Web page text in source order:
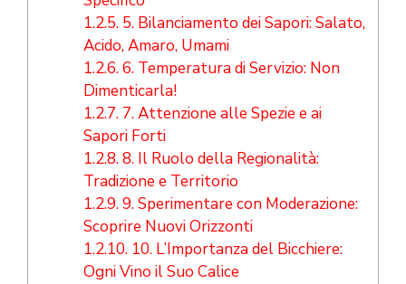
1.2.5. 5. Bilanciamento dei Sapori: Salato,
Acido, Amaro, Umami
1.2.6.6. Temperatura di Servizio: Non
Dimenticarla!
1.2.7. 7. Attenzione alle Spezie e ai
Sapori Forti
1.2.8.8. Il Ruolo della Regionalità:
Tradizione e Territorio
1.2.9.9. Sperimentare con Moderazione:
Scoprire Nuovi Orizzonti
1.2.10. 10. L’Importanza del Bicchiere:
Ogni Vino il Suo Calice